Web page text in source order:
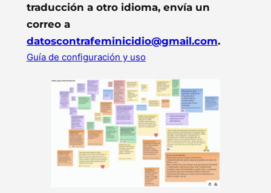
traducción a otro idioma, envía un
correo a
datoscontrafeminicidio@gmail.com.
Guía de configuración y uso